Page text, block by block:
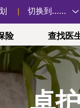
切换到……
险
卓护医
查找医
医疗服务 雇主计
健康未来